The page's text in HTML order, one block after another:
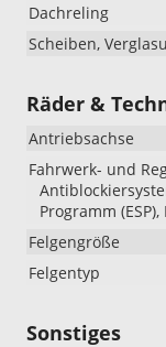
Dachreling
Scheiben,
Räder &
Antriebsachse
Fahrwerk- und
Programm
Felgengröße
Felgentyp
Sonstiges